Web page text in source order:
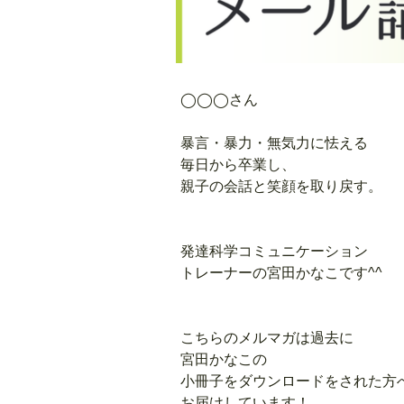
◯◯◯さん
暴言・暴力・無気力に怯える
毎日から卒業し、
親子の会話と笑顔を取り戻す。
発達科学コミュニケーション
トレーナーの宮田かなこです^^
こちらのメルマガは過去に
宮田かなこの
小冊子をダウンロードをされた方